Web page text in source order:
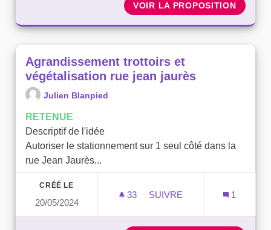
VOIR LA PROPOSITION
Agrandissement trottoirs et
végétalisation rue jean jaurès
Julien Blanpied
RETENUE
Descriptif de l'idée
Autoriser le stationnement sur 1 seul côté dans la
rue Jean Jaurès...
CRÉÉ LE
20/05/2024
33 33 ABONNÉS
SUIVRE
1